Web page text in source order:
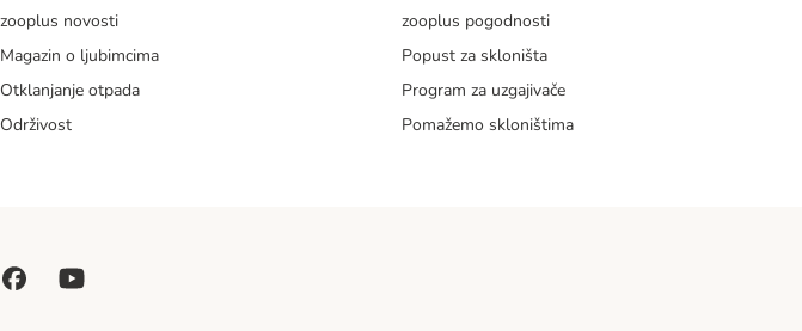
zooplus novosti
Magazin o ljubimcima
Otklanjanje otpada
Održivost
zooplus pogodnosti
Popust za skloništa
Program za uzgajivače
Pomažemo skloništima